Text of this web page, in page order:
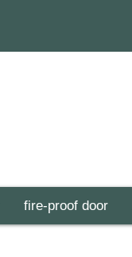
fire-proof door